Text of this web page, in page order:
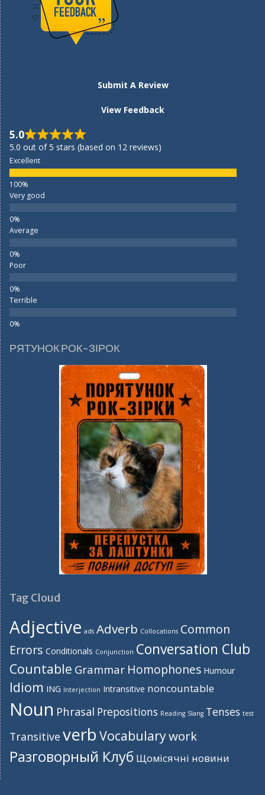
Submit A Review
View Feedback
5.0
5.0 out of 5 stars (based on 12 reviews)
Excellent
Very good
Average
Poor
Terrible
РЯТУНОК РОК-ЗІРОК
Tag Cloud
Adjective ads Adverb Collocations Common
Errors Conditionals Conjunction Conversation Club
Countable Grammar Homophones Humour
Idiom ING Interjection Intransitive noncountable
Noun Phrasal Prepositions Reading Slang Tenses test
Transitive verb Vocabularywork
Разговорный Клуб Щомісячні новини